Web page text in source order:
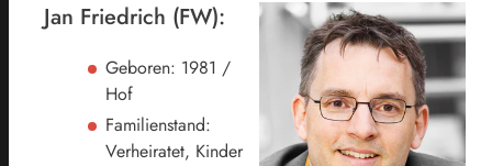
Jan Friedrich (FW):
Geboren: 1981 /
Hof
Familienstand:
Verheiratet, Kinder